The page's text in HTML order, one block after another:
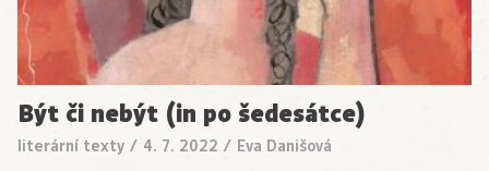
Být či nebýt (in po šedesátce)
literární texty / 4. 7. 2022 / Eva Danišová